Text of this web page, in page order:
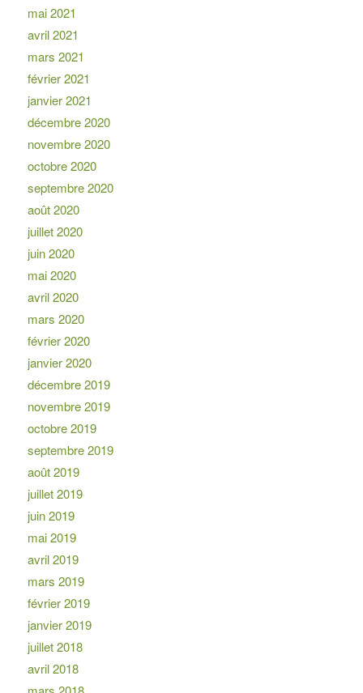
mai 2021
avril 2021
mars 2021
février 2021
janvier 2021
décembre 2020
novembre 2020
octobre 2020
septembre 2020
août 2020
juillet 2020
juin 2020
mai 2020
avril 2020
mars 2020
février 2020
janvier 2020
décembre 2019
novembre 2019
octobre 2019
septembre 2019
août 2019
juillet 2019
juin 2019
mai 2019
avril 2019
mars 2019
février 2019
janvier 2019
juillet 2018
avril 2018